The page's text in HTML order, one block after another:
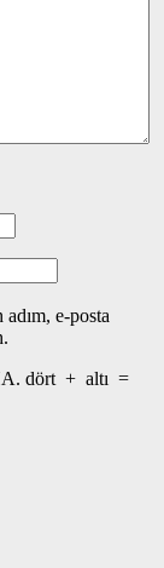
e-posta
dört + altı =